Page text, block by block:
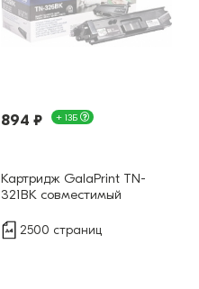
894 ₽ + 13Б
Картридж GalaPrint TN-
321BK совместимый
2500 страниц